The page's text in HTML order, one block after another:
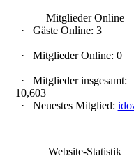
Mitglieder Online
·
Gäste Online: 3
· Mitglieder Online: 0
·
Mitglieder insgesamt:
10,603
·
Neuestes Mitglied:
Website-Statistik